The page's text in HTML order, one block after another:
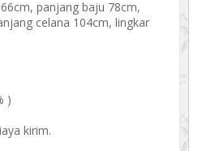
panjang baju 78cm,
celana 104cm, lingkar
)
kirim.